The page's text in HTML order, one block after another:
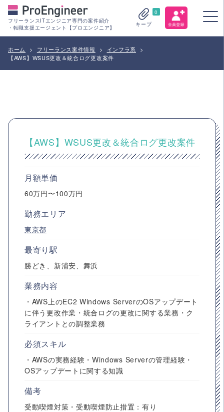
フリーランスITエンジニア専門の案件紹介
・転職支援エージェント【プロエンジニア】
0
キープ
ホーム > フリーランス案件情報 > インフラ系
>
【AWS】WSUS更改＆統合ログ更改案件
【AWS】WSUS更改＆統合ログ更改案件
月額単価
60万円〜100万円
勤務エリア
東京都
最寄り駅
勝どき、新浦安、舞浜
業務内容
・AWS上のEC2 Windows ServerのOSアップデート
に伴う更改作業・統合ログの更改に関する業務・ク
ライアントとの調整業務
必須スキル
・AWSの実務経験・Windows Serverの管理経験・
OSアップデートに関する知識
備考
受動喫煙対策・受動喫煙防止措置：有り